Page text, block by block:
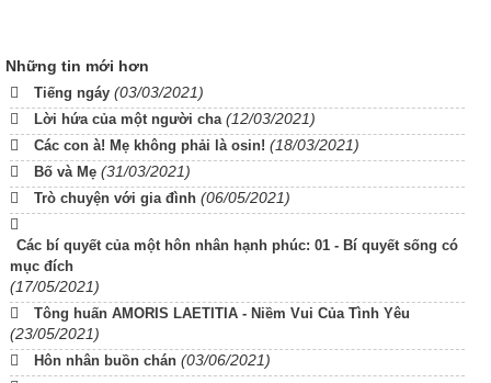
Những tin mới hơn
Tiếng ngáy (03/03/2021)
Lời hứa của một người cha (12/03/2021)
Các con à! Mẹ không phải là osin! (18/03/2021)
Bố và Mẹ (31/03/2021)
Trò chuyện với gia đình (06/05/2021)
Các bí quyết của một hôn nhân hạnh phúc: 01 - Bí quyết sống có
mục đích
(17/05/2021)
Tông huấn AMORIS LAETITIA - Niềm Vui Của Tình Yêu
(23/05/2021)
Hôn nhân buồn chán (03/06/2021)